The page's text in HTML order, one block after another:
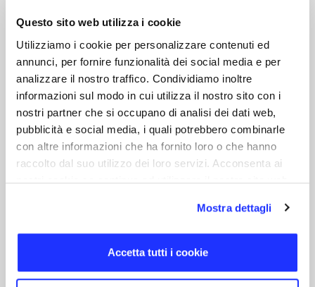
Questo sito web utilizza i cookie
Utilizziamo i cookie per personalizzare contenuti ed
annunci, per fornire funzionalità dei social media e per
analizzare il nostro traffico. Condividiamo inoltre
informazioni sul modo in cui utilizza il nostro sito con i
nostri partner che si occupano di analisi dei dati web,
pubblicità e social media, i quali potrebbero combinarle
con altre informazioni che ha fornito loro o che hanno
raccolto dal suo utilizzo dei loro servizi. Acconsenta ai
nostri cookie se continua ad utilizzare il nostro sito web.
Mostra dettagli
Accetta tutti i cookie
Maikii Cable ​
Livrées avec un câble de charge et de
transfert de données 60W PD.
Un simple toucher
pour un contrôle total
!